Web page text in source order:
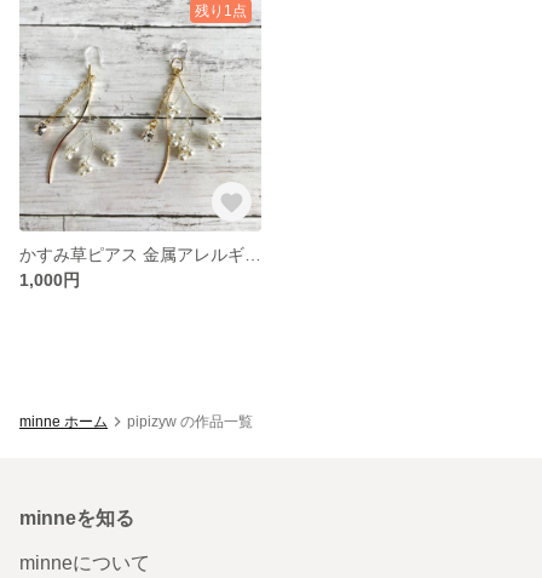
残り1点
1,000円
minne ホーム pipizyw の作品一覧
minneを知る
minneについて